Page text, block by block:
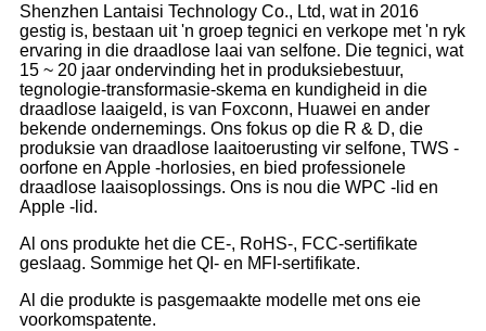
Shenzhen Lantaisi Technology Co., Ltd, wat in 2016
gestig is, bestaan ​​uit 'n groep tegnici en verkope met 'n ryk
ervaring in die draadlose laai van selfone. Die tegnici, wat
15 ~ 20 jaar ondervinding het in produksiebestuur,
tegnologie-transformasie-skema en kundigheid in die
draadlose laaigeld, is van Foxconn, Huawei en ander
bekende ondernemings. Ons fokus op die R & D, die
produksie van draadlose laaitoerusting vir selfone, TWS -
oorfone en Apple -horlosies, en bied professionele
draadlose laaisoplossings. Ons is nou die WPC -lid en
Apple -lid.
Al ons produkte het die CE-, RoHS-, FCC-sertifikate
geslaag. Sommige het QI- en MFI-sertifikate.
Al die produkte is pasgemaakte modelle met ons eie
voorkomspatente.